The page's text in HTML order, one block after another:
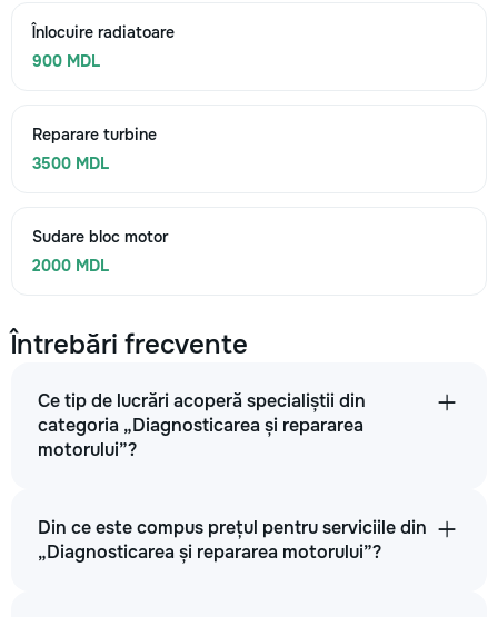
Înlocuire radiatoare
900 MDL
Reparare turbine
3500 MDL
Sudare bloc motor
2000 MDL
Întrebări frecvente
Ce tip de lucrări acoperă specialiștii din
categoria „Diagnosticarea și repararea
motorului”?
Din ce este compus prețul pentru serviciile din
„Diagnosticarea și repararea motorului”?